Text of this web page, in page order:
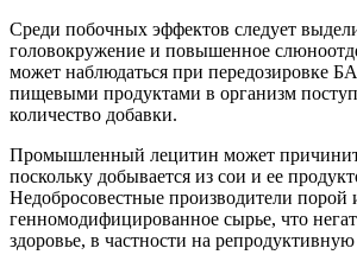
Среди побочных эффектов следует
головокружение и повышенное
может наблюдаться при передозировке
пищевыми продуктами в организм
количество добавки.
Промышленный лецитин может
поскольку добывается из сои и ее
Недобросовестные производители порой
генномодифицированное сырье, что
здоровье, в частности на